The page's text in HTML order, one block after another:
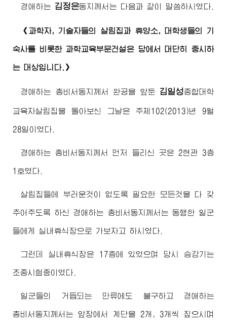
경애하는 김정은동지께서 는 다음과 같이 말씀하시였다.
《과학자, 기술자들의 살림집과 휴양소, 대학생들의 기
숙사를 비롯한 과학교육부문건설은 당에서 대단히 중시하
는 대상입니다.》
경애하는 총비서동지께서 완공을 앞둔 김일성종합대학
교육자살림집을 돌아보신 그날은 주체102(2013)년 9월
28일이였다.
경애하는 총비서동지께서 먼저 들리신 곳은 2현관 3층
1호였다.
살림집들에 부러운것이 없도록 필요한 모든것을 다 갖
추어주도록 하신 경애하는 총비서동지께서 는 동행한 일군
들에게 실내휴식장으로 가보자고 하시였다.
그런데 실내휴식장은 17층에 있었으며 당시 승강기는
조종시험중이였다.
일군들의 거듭되는 만류에도 불구하고 경애하는
총비서동지께서 는 앞장에서 계단을 2개, 3개씩 짚으시며